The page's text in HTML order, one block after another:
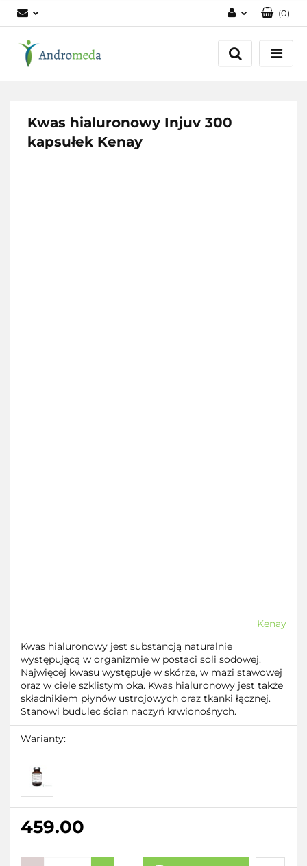
Zaloguj się
Zarejestruj się
(0)
Kwas hialuronowy Injuv 300
kapsułek Kenay
Kenay
Kwas hialuronowy jest substancją naturalnie
występującą w organizmie w postaci soli sodowej.
Najwięcej kwasu występuje w skórze, w mazi stawowej
oraz w ciele szklistym oka. Kwas hialuronowy jest także
składnikiem płynów ustrojowych oraz tkanki łącznej.
Stanowi budulec ścian naczyń krwionośnych.
Warianty:
459.00